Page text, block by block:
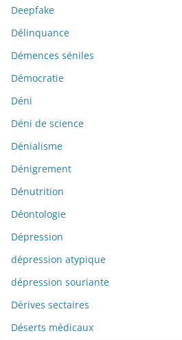
Deepfake
Délinquance
Démences séniles
Démocratie
Déni
Déni de science
Dénialisme
Dénigrement
Dénutrition
Déontologie
Dépression
dépression atypique
dépression souriante
Dérives sectaires
Déserts médicaux